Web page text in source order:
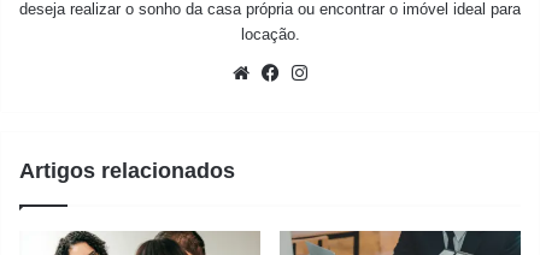
deseja realizar o sonho da casa própria ou encontrar o imóvel ideal para
locação.
WebsiteFacebook
Artigos relacionados